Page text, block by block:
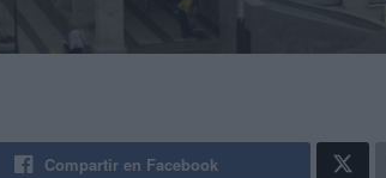
Compartir en Facebook